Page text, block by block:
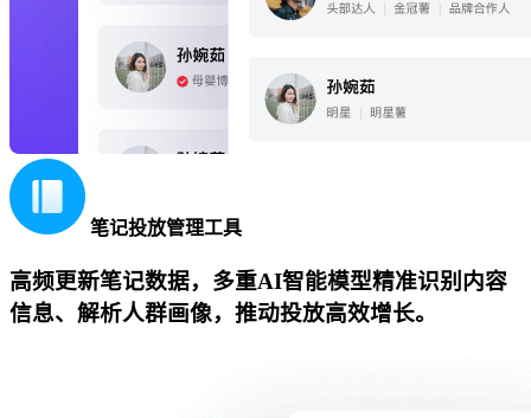
笔记投放管理工具
高频更新笔记数据，多重AI智能模型精准识别内容
信息、解析人群画像，推动投放高效增长。